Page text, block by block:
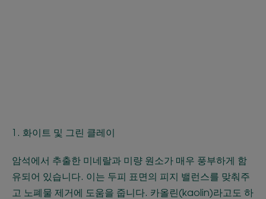
1. 화이트 및 그린 클레이
암석에서 추출한 미네랄과 미량 원소가 매우 풍부하게 함
유되어 있습니다. 이는 두피 표면의 피지 밸런스를 맞춰주
고 노폐물 제거에 도움을 줍니다. 카올린(kaolin)라고도 하